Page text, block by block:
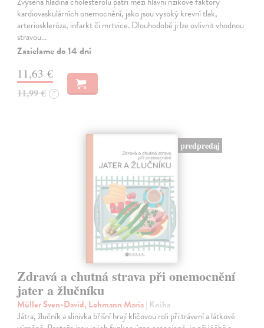
kardiovaskulárních onemocnění, jako jsou vysoký krevní tlak,
arterioskleróza, infarkt či mrtvice. Dlouhodobě ji lze ovlivnit vhodnou
stravou…
Zasielame do 14 dní
11,63 €
11,99 € ?
predpredaj
Zdravá a chutná strava při onemocnění
jater a žlučníku
Müller Sven-David, Lohmann Maria| Kniha
Játra, žlučník a slinivka břišní hrají klíčovou roli při trávení a látkové